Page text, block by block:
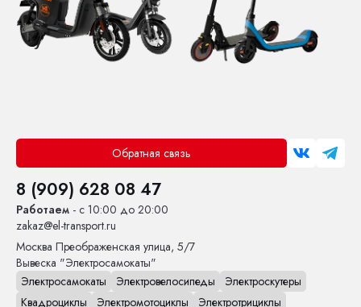
Обратная связь
8 (909) 628 08 47
Работаем - с 10:00 до 20:00
zakaz@el-transport.ru
Москва Преображенская улица, 5/7
Вывеска "Электросамокаты"
Электросамокаты
Электровелосипеды
Электроскутеры
Квадроциклы
Электромотоциклы
Электротрициклы